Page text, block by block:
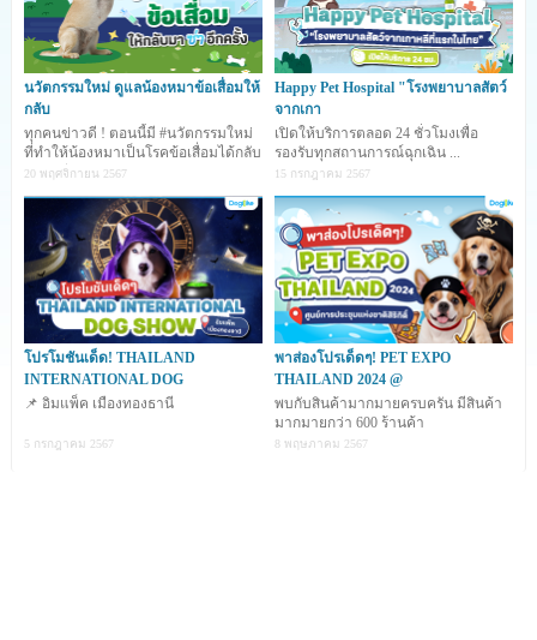
คุณสมบัติพิเศษ
นวัตกรรมใหม่ ดูแลน้องหมาข้อเสื่อมให้
กลับ
ทุกคนข่าวดี ! ตอนนี้มี #นวัตกรรมใหม่
ที่ทำให้น้องหมาเป็นโรคข้อเสื่อมได้กลับ
มาซ่าอีกคร
20 พฤศจิกายน 2567
Happy Pet Hospital "โรงพยาบาลสัตว์
จากเกา
เปิดให้บริการตลอด 24 ชั่วโมงเพื่อ
รองรับทุกสถานการณ์ฉุกเฉิน ...
15 กรกฎาคม 2567
โปรโมชันเด็ด! THAILAND
INTERNATIONAL DOG
📌 อิมแพ็ค เมืองทองธานี
5 กรกฎาคม 2567
พาส่องโปรเด็ดๆ! PET EXPO
THAILAND 2024 @
พบกับสินค้ามากมายครบครัน มีสินค้า
มากมายกว่า 600 ร้านค้า
8 พฤษภาคม 2567